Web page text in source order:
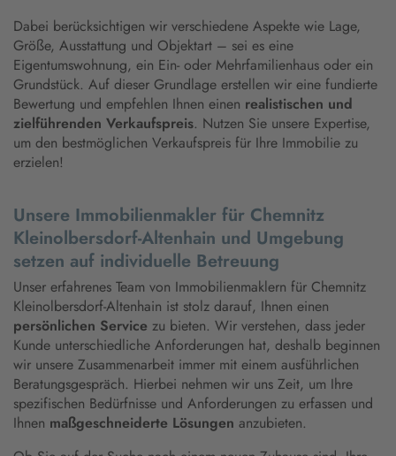
Dabei berücksichtigen wir verschiedene Aspekte wie Lage,
Größe, Ausstattung und Objektart – sei es eine
Eigentumswohnung, ein Ein- oder Mehrfamilienhaus oder ein
Grundstück. Auf dieser Grundlage erstellen wir eine fundierte
Bewertung und empfehlen Ihnen einen realistischen und
zielführenden Verkaufspreis. Nutzen Sie unsere Expertise,
um den bestmöglichen Verkaufspreis für Ihre Immobilie zu
erzielen!
Unsere Immobilienmakler für Chemnitz
Kleinolbersdorf-Altenhain und Umgebung
setzen auf individuelle Betreuung
Unser erfahrenes Team von Immobilienmaklern für Chemnitz
Kleinolbersdorf-Altenhain ist stolz darauf, Ihnen einen
persönlichen Service zu bieten. Wir verstehen, dass jeder
Kunde unterschiedliche Anforderungen hat, deshalb beginnen
wir unsere Zusammenarbeit immer mit einem ausführlichen
Beratungsgespräch. Hierbei nehmen wir uns Zeit, um Ihre
spezifischen Bedürfnisse und Anforderungen zu erfassen und
Ihnen maßgeschneiderte Lösungen anzubieten.